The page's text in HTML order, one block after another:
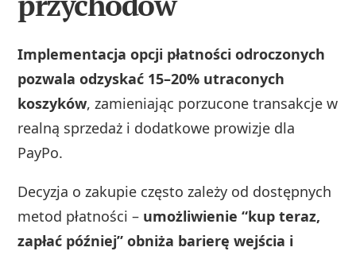
Implementacja opcji płatności odroczonych
pozwala odzyskać 15–20% utraconych
koszyków, zamieniając porzucone transakcje w
realną sprzedaż i dodatkowe prowizje dla
PayPo.
Decyzja o zakupie często zależy od dostępnych
metod płatności – umożliwienie “kup teraz,
zapłać później” obniża barierę wejścia i